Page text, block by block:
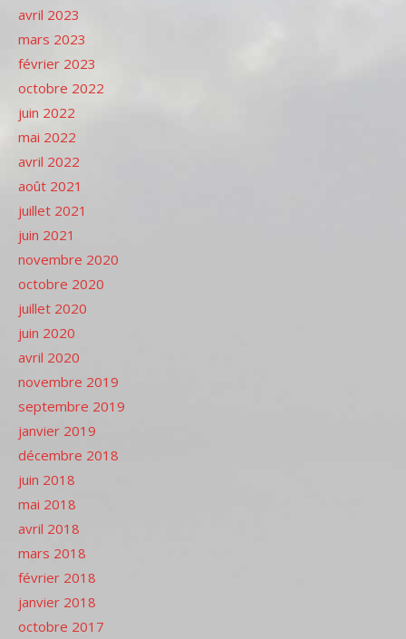
avril 2023
mars 2023
février 2023
octobre 2022
juin 2022
mai 2022
avril 2022
août 2021
juillet 2021
juin 2021
novembre 2020
octobre 2020
juillet 2020
juin 2020
avril 2020
novembre 2019
septembre 2019
janvier 2019
décembre 2018
juin 2018
mai 2018
avril 2018
mars 2018
février 2018
janvier 2018
octobre 2017